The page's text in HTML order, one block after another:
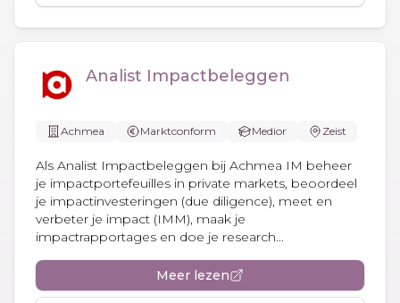
Analist Impactbeleggen
Achmea Marktconform Medior Zeist
Als Analist Impactbeleggen bij Achmea IM beheer
je impactportefeuilles in private markets, beoordeel
je impactinvesteringen (due diligence), meet en
verbeter je impact (IMM), maak je
impactrapportages en doe je research...
Meer lezen